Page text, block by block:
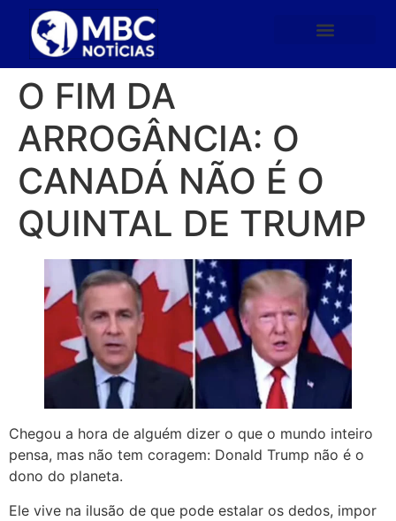
O FIM DA
ARROGÂNCIA: O
CANADÁ NÃO É O
QUINTAL DE TRUMP
Chegou a hora de alguém dizer o que o mundo inteiro
pensa, mas não tem coragem: Donald Trump não é o
dono do planeta.
Ele vive na ilusão de que pode estalar os dedos, impor